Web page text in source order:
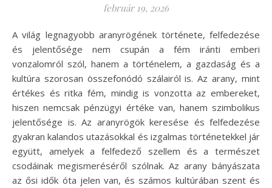
február 19, 2026
A világ legnagyobb aranyrögének története, felfedezése
és jelentősége nem csupán a fém iránti emberi
vonzalomról szól, hanem a történelem, a gazdaság és a
kultúra szorosan összefonódó szálairól is. Az arany, mint
értékes és ritka fém, mindig is vonzotta az embereket,
hiszen nemcsak pénzügyi értéke van, hanem szimbolikus
jelentősége is. Az aranyrögök keresése és felfedezése
gyakran kalandos utazásokkal és izgalmas történetekkel jár
együtt, amelyek a felfedező szellem és a természet
csodáinak megismeréséről szólnak. Az arany bányászata
az ősi idők óta jelen van, és számos kultúrában szent és